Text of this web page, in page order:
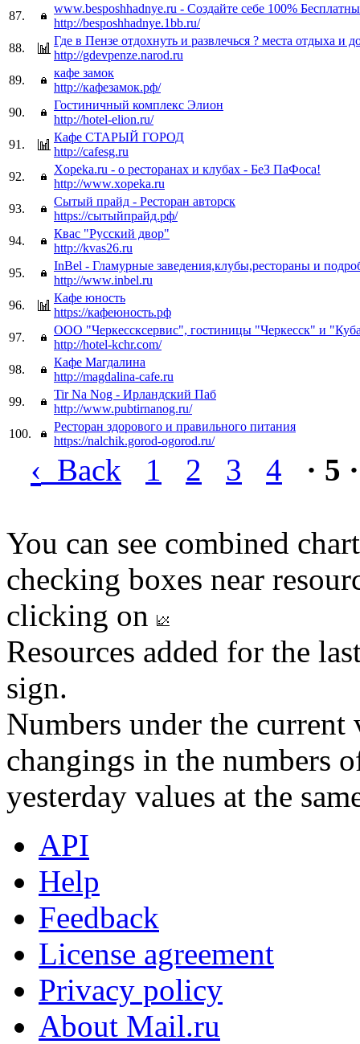
87.
www.besposhhadnye.ru - Создайте себе 100%
http://besposhhadnye.1bb.ru/
88.
Где в Пензе отдохнуть и развлечься ? места отдыха и
http://gdevpenze.narod.ru
89.
кафе замок
http://кафезамок.рф/
90.
Гостиничный комплекс Элион
http://hotel-elion.ru/
91.
Кафе СТАРЫЙ ГОРОД
http://cafesg.ru
92.
Xopeka.ru - о ресторанах и клубах - БеЗ ПаФоса!
http://www.xopeka.ru
93.
Сытый прайд - Ресторан авторск
https://сытыйпрайд.рф/
94.
Квас "Русский двор"
http://kvas26.ru
95.
InBel - Гламурные заведения,клубы,рестораны и
http://www.inbel.ru
96.
Кафе юность
https://кафеюность.рф
97.
ООО "Черкессксервис", гостиницы "Черкесск" и
http://hotel-kchr.com/
98.
Кафе Магдалина
http://magdalina-cafe.ru
99.
Tir Na Nog - Ирландский Паб
http://www.pubtirnanog.ru/
100.
Ресторан здорового и правильного питания
https://nalchik.gorod-ogorod.ru/
‹ Back 1 2 3 4 · 5 ·
You can see combined
checking boxes near
clicking on
Resources added for the
sign.
Numbers under the
changings in the numbers
yesterday values at the
API
Help
Feedback
License agreement
Privacy policy
About Mail.ru